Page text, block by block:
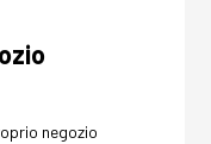
negozio